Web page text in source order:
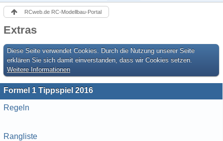
RCweb.de RC-Modellbau-Portal
Extras
Diese Seite verwendet Cookies. Durch die Nutzung unserer Seite
erklären Sie sich damit einverstanden, dass wir Cookies setzen.
Weitere Informationen
Formel 1 Tippspiel 2016
Regeln
Rangliste